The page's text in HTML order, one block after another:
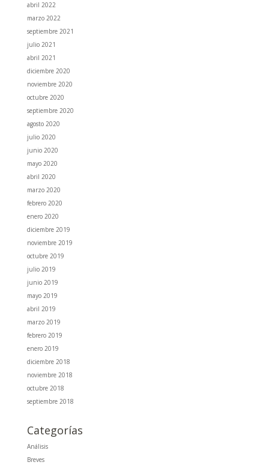
abril 2022
marzo 2022
septiembre 2021
julio 2021
abril 2021
diciembre 2020
noviembre 2020
octubre 2020
septiembre 2020
agosto 2020
julio 2020
junio 2020
mayo 2020
abril 2020
marzo 2020
febrero 2020
enero 2020
diciembre 2019
noviembre 2019
octubre 2019
julio 2019
junio 2019
mayo 2019
abril 2019
marzo 2019
febrero 2019
enero 2019
diciembre 2018
noviembre 2018
octubre 2018
septiembre 2018
Categorías
Análisis
Breves